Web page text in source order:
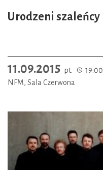
Urodzeni szaleńcy
11.09.2015 pt.
19:00
NFM, Sala Czerwona